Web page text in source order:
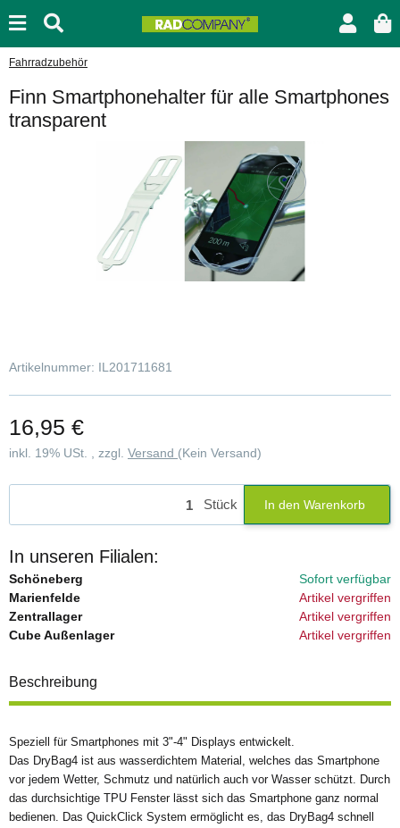
Fahrradzubehör
Finn Smartphonehalter für alle Smartphones
transparent
Artikelnummer: IL201711681
16,95 €
inkl. 19% USt. , zzgl. Versand (Kein Versand)
Stück In den Warenkorb
In unseren Filialen:
Schöneberg
Sofort verfügbar
Marienfelde
Artikel vergriffen
Zentrallager
Artikel vergriffen
Cube Außenlager
Artikel vergriffen
Beschreibung
Speziell für Smartphones mit 3"-4" Displays entwickelt.
Das DryBag4 ist aus wasserdichtem Material, welches das Smartphone
vor jedem Wetter, Schmutz und natürlich auch vor Wasser schützt. Durch
das durchsichtige TPU Fenster lässt sich das Smartphone ganz normal
bedienen. Das QuickClick System ermöglicht es, das DryBag4 schnell